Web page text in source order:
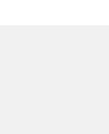
lo que tenemos para ofrecerte!